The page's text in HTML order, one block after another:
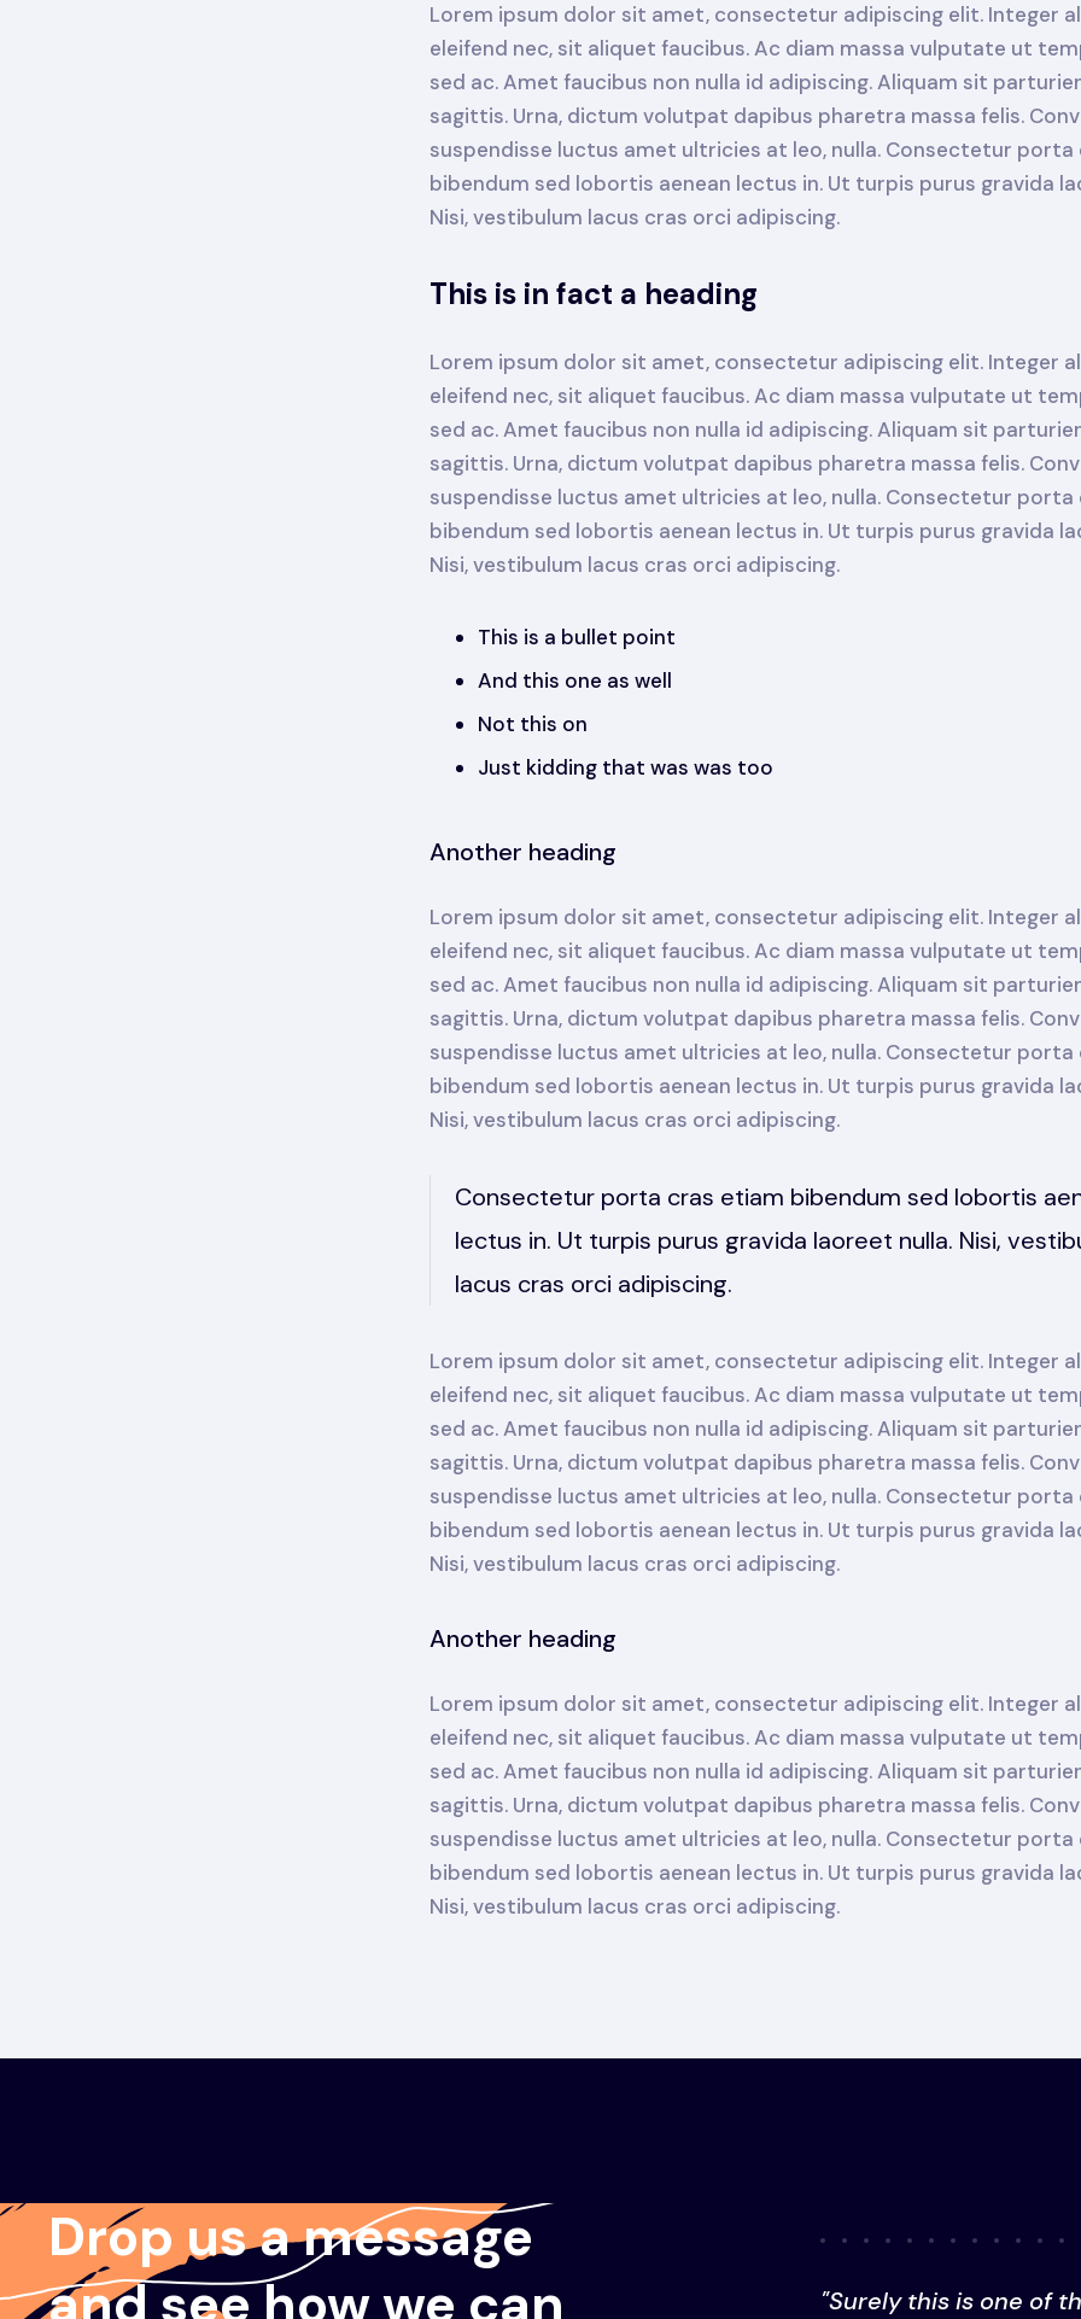
Lorem ipsum dolor sit amet, consectetur adipiscing elit. Integer
eleifend nec, sit aliquet faucibus. Ac diam massa vulputate ut
sed ac. Amet faucibus non nulla id adipiscing. Aliquam sit
sagittis. Urna, dictum volutpat dapibus pharetra massa felis.
suspendisse luctus amet ultricies at leo, nulla. Consectetur
bibendum sed lobortis aenean lectus in. Ut turpis purus gravida
Nisi, vestibulum lacus cras orci adipiscing.
This is in fact a heading
Lorem ipsum dolor sit amet, consectetur adipiscing elit. Integer
eleifend nec, sit aliquet faucibus. Ac diam massa vulputate ut
sed ac. Amet faucibus non nulla id adipiscing. Aliquam sit
sagittis. Urna, dictum volutpat dapibus pharetra massa felis.
suspendisse luctus amet ultricies at leo, nulla. Consectetur
bibendum sed lobortis aenean lectus in. Ut turpis purus gravida
Nisi, vestibulum lacus cras orci adipiscing.
This is a bullet point
And this one as well
Not this on
Just kidding that was was too
Another heading
Lorem ipsum dolor sit amet, consectetur adipiscing elit. Integer
eleifend nec, sit aliquet faucibus. Ac diam massa vulputate ut
sed ac. Amet faucibus non nulla id adipiscing. Aliquam sit
sagittis. Urna, dictum volutpat dapibus pharetra massa felis.
suspendisse luctus amet ultricies at leo, nulla. Consectetur
bibendum sed lobortis aenean lectus in. Ut turpis purus gravida
Nisi, vestibulum lacus cras orci adipiscing.
Consectetur porta cras etiam bibendum sed lobortis
lectus in. Ut turpis purus gravida laoreet nulla. Nisi,
lacus cras orci adipiscing.
Lorem ipsum dolor sit amet, consectetur adipiscing elit. Integer
eleifend nec, sit aliquet faucibus. Ac diam massa vulputate ut
sed ac. Amet faucibus non nulla id adipiscing. Aliquam sit
sagittis. Urna, dictum volutpat dapibus pharetra massa felis.
suspendisse luctus amet ultricies at leo, nulla. Consectetur
bibendum sed lobortis aenean lectus in. Ut turpis purus gravida
Nisi, vestibulum lacus cras orci adipiscing.
Another heading
Lorem ipsum dolor sit amet, consectetur adipiscing elit. Integer
eleifend nec, sit aliquet faucibus. Ac diam massa vulputate ut
sed ac. Amet faucibus non nulla id adipiscing. Aliquam sit
sagittis. Urna, dictum volutpat dapibus pharetra massa felis.
suspendisse luctus amet ultricies at leo, nulla. Consectetur
bibendum sed lobortis aenean lectus in. Ut turpis purus gravida
Nisi, vestibulum lacus cras orci adipiscing.
Drop us a message
and see how we can
"Surely this is one of